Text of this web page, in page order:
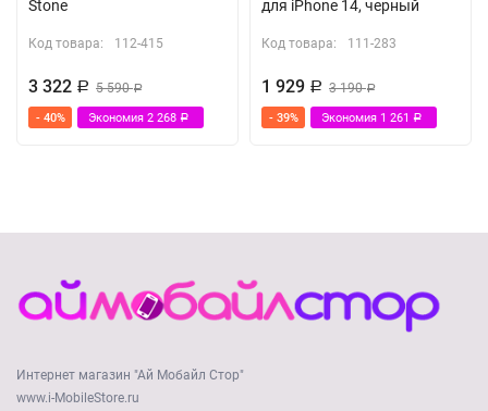
Stone
Код товара: 112-415
3 322 Р 5 590Р
- 40% Экономия 2 268 Р
для iPhone 14, черный
Код товара: 111-283
1 929 Р 3 190Р
- 39% Экономия 1 261 Р
Интернет магазин "Ай Мобайл Стор"
www.i-MobileStore.ru